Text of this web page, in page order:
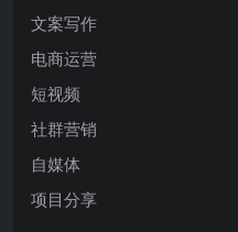
文案写作
电商运营
短视频
社群营销
自媒体
项目分享